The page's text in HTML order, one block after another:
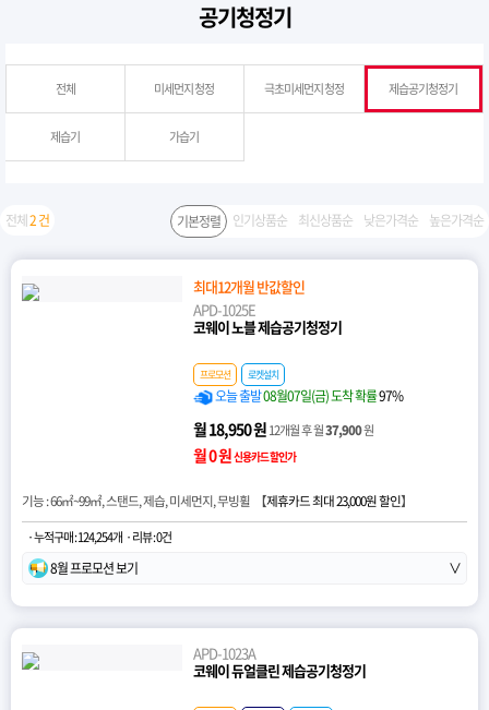
공기청정기
전체 미세먼지 청정 극초미세먼지 청정 제습공기청정기
제습기 가습기
전체2 건 기본정렬 인기상품순 최신상품순 낮은가격순 높은가격순
최대12개월 반값할인
APD-1025E
코웨이 노블 제습공기청정기
프로모션 로켓설치
오늘 출발08월07일(금) 도착 확률97%
월 18,950 원12개월 후 월37,900원
월 0 원신용카드 할인가
기능 : 66㎡~99㎡, 스탠드, 제습, 미세먼지, 무빙휠 【제휴카드 최대 23,000원 할인】
· 누적구매 : 124,254개 · 리뷰 : 0건
8월 프로모션 보기 ∨
APD-1023A
코웨이 듀얼클린 제습공기청정기